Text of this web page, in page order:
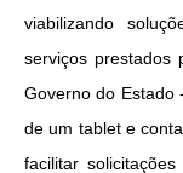
viabilizando
serviços prestados
Governo do Estado
de um tablet e
facilitar